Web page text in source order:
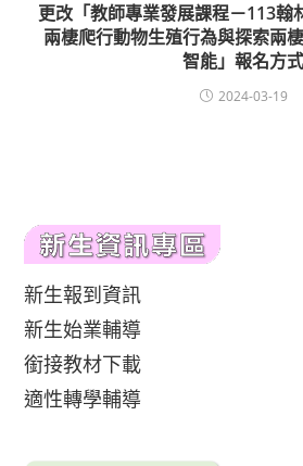
更改「教師專業發展課程－113翰
兩棲爬行動物生殖行為與探索兩
智能」報名方式
2024-03-19
新生報到資訊
新生始業輔導
銜接教材下載
適性轉學輔導